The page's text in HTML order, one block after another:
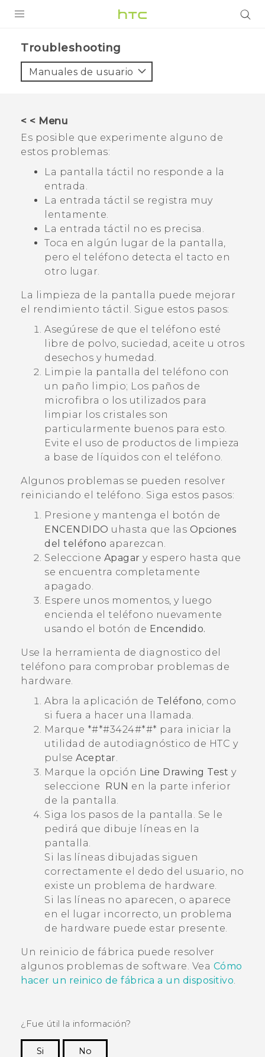
VIVE
ACCESORIO
VIVERSE
HTC Devices & Accessories
Video Tutorials
Troubleshooting‎
Manuales de usuario
< < Menu
Es posible que experimente alguno de
estos problemas:
La pantalla táctil no responde a la
entrada.
La entrada táctil se registra muy
lentamente.
La entrada táctil no es precisa.
Toca en algún lugar de la pantalla,
pero el teléfono detecta el tacto en
otro lugar.
La limpieza de la pantalla puede mejorar
el rendimiento táctil. Sigue estos pasos:
Asegúrese de que el teléfono esté
libre de polvo, suciedad, aceite u otros
desechos y humedad.
Limpie la pantalla del teléfono con
un paño limpio; Los paños de
microfibra o los utilizados para
limpiar los cristales son
particularmente buenos para esto.
Evite el uso de productos de limpieza
a base de líquidos con el teléfono.
Algunos problemas se pueden resolver
reiniciando el teléfono. Siga estos pasos:
Presione y mantenga el botón de
ENCENDIDO uhasta que las Opciones
del teléfono aparezcan.
Seleccione Apagar y espero hasta que
se encuentra completamente
apagado.
Espere unos momentos, y luego
encienda el teléfono nuevamente
usando el botón de Encendido.
Use la herramienta de diagnostico del
teléfono para comprobar problemas de
hardware.
Abra la aplicación de Teléfono, como
si fuera a hacer una llamada.
Marque *#*#3424#*#* para iniciar la
utilidad de autodiagnóstico de HTC y
pulse Aceptar.
Marque la opción Line Drawing Test y
seleccione RUN en la parte inferior
de la pantalla.
Siga los pasos de la pantalla. Se le
pedirá que dibuje líneas en la
pantalla.
Si las líneas dibujadas siguen
correctamente el dedo del usuario, no
existe un problema de hardware.
Si las líneas no aparecen, o aparece
en el lugar incorrecto, un problema
de hardware puede estar presente.
Un reinicio de fábrica puede resolver
algunos problemas de software. Vea Cómo
hacer un reinico de fábrica a un dispositivo.
¿Fue útil la información?
Si
No